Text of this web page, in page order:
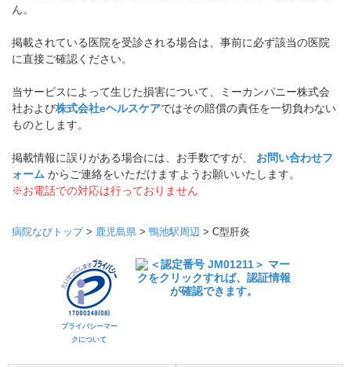
ん。
掲載されている医院を受診される場合は、事前に必ず該当の医院
に直接ご確認ください。
当サービスによって生じた損害について、ミーカンパニー株式会
社および株式会社eヘルスケアではその賠償の責任を一切負わない
ものとします。
掲載情報に誤りがある場合には、お手数ですが、 お問い合わせフ
ォーム からご連絡をいただけますようお願いいたします。
※お電話での対応は行っておりません
病院なびトップ> 鹿児島県 > 鴨池駅周辺 > C型肝炎
プライバシーマー
クについて